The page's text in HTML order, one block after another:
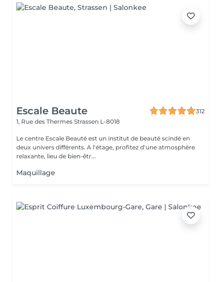
Escale Beaute
312
1, Rue des Thermes Strassen L-8018
Le centre Escale Beauté est un institut de beauté scindé en
deux univers différents. A l'étage, profitez d'une atmosphère
relaxante, lieu de bien-êtr...
Maquillage